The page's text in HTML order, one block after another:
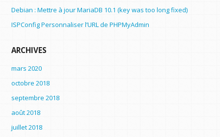
Debian : Mettre à jour MariaDB 10.1 (key was too long fixed)
ISPConfig Personnaliser l’URL de PHPMyAdmin
ARCHIVES
mars 2020
octobre 2018
septembre 2018
août 2018
juillet 2018